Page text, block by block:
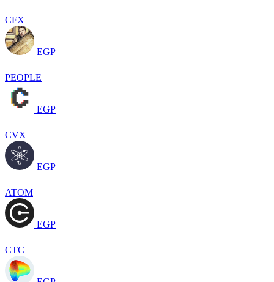
CFX
EGP
PEOPLE
EGP
CVX
EGP
ATOM
EGP
CTC